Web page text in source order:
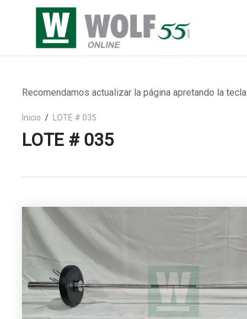
Recomendamos actualizar la página apretando la tecla
Inicio LOTE # 035
LOTE # 035